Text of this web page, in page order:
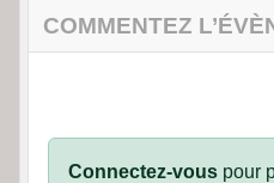
COMMENTEZ
Connectez-vous pour